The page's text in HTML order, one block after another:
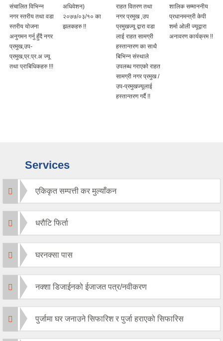
संचालित विभिन्न
नगर स्तरीय तथा वडा
स्तरीय योजना
अनुगमन गर्नु हुँदै नगर
प्रमुख,उप-
प्रमुख,प्र.प्र.अ ज्यू
तथा प्राबिधिकहरु !!!
अधिवेशन)
२०७७/०३/१० का
झलकहरु !!
राहत वितरण तथा
नगर प्रमुख ,उप
प्रमुखज्यू द्वारा वडा
लाई राहत सामग्री
हस्तान्तरण का साथै
बिभिन्न संस्थाले
उपलब्ध गराएको राहत
सामग्री नगर प्रमुख /
उप-प्रमुखज्यूलाई
हस्तान्तरण गर्दै !!
शालिक सम्माननीय
प्रधानमन्त्री केपी
शर्मा ओली ज्यूद्वारा
अनावरण कार्यक्रम !!
Services
एकिकृत सम्पत्ती कर मुल्याँकन
धरौटि फिर्ता
घरनक्सा पास
नक्शा डिजाईनको ईजाजत पत्र/नवीकरण
पुर्जामा घर जनाउने सिफारिश र पुर्जा हराएको सिफारिस